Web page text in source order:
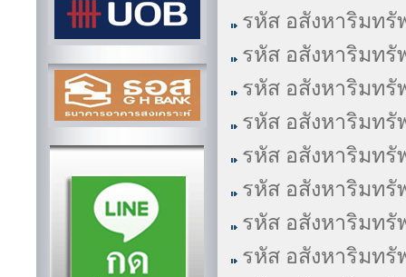
รหัส อสังหาริมทรั
รหัส อสังหาริมทรั
รหัส อสังหาริมทรั
รหัส อสังหาริมทรั
รหัส อสังหาริมทรั
รหัส อสังหาริมทรั
รหัส อสังหาริมทรั
รหัส อสังหาริมทรั